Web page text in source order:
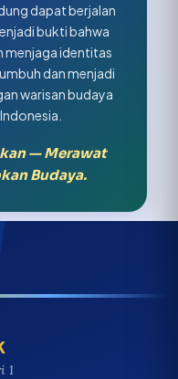
dapat berjalan
bukti bahwa
menjaga identitas
dan menjadi
warisan budaya
— Merawat
Budaya.
1